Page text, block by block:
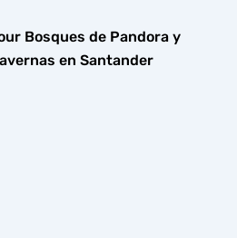
Bosques de Pandora y
en Santander